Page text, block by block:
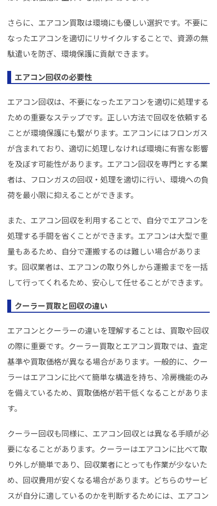
さらに、エアコン買取は環境にも優しい選択です。不要に
なったエアコンを適切にリサイクルすることで、資源の無
駄遣いを防ぎ、環境保護に貢献できます。
エアコン回収の必要性
エアコン回収は、不要になったエアコンを適切に処理する
ための重要なステップです。正しい方法で回収を依頼する
ことが環境保護にも繋がります。エアコンにはフロンガス
が含まれており、適切に処理しなければ環境に有害な影響
を及ぼす可能性があります。エアコン回収を専門とする業
者は、フロンガスの回収・処理を適切に行い、環境への負
荷を最小限に抑えることができます。
また、エアコン回収を利用することで、自分でエアコンを
処理する手間を省くことができます。エアコンは大型で重
量もあるため、自分で運搬するのは難しい場合がありま
す。回収業者は、エアコンの取り外しから運搬までを一括
して行ってくれるため、安心して任せることができます。
クーラー買取と回収の違い
エアコンとクーラーの違いを理解することは、買取や回収
の際に重要です。クーラー買取とエアコン買取では、査定
基準や買取価格が異なる場合があります。一般的に、クー
ラーはエアコンに比べて簡単な構造を持ち、冷房機能のみ
を備えているため、買取価格が若干低くなることがありま
す。
クーラー回収も同様に、エアコン回収とは異なる手順が必
要になることがあります。クーラーはエアコンに比べて取
り外しが簡単であり、回収業者にとっても作業が少ないた
め、回収費用が安くなる場合があります。どちらのサービ
スが自分に適しているのかを判断するためには、エアコン